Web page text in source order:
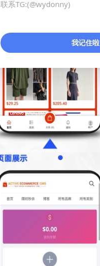
联系TG:(@wydonny)
我记住啦